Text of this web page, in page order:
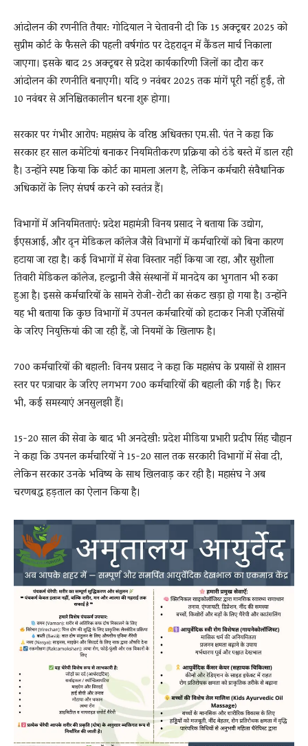
आंदोलन की रणनीति तैयार: गोदियाल ने चेतावनी दी कि 15 अक्टूबर 2025 को
सुप्रीम कोर्ट के फैसले की पहली वर्षगांठ पर देहरादून में कैंडल मार्च निकाला
जाएगा। इसके बाद 25 अक्टूबर से प्रदेश कार्यकारिणी जिलों का दौरा कर
आंदोलन की रणनीति बनाएगी। यदि 9 नवंबर 2025 तक मांगें पूरी नहीं हुईं, तो
10 नवंबर से अनिश्चितकालीन धरना शुरू होगा।
सरकार पर गंभीर आरोप: महासंघ के वरिष्ठ अधिवक्ता एम.सी. पंत ने कहा कि
सरकार हर साल कमेटियां बनाकर नियमितीकरण प्रक्रिया को ठंडे बस्ते में डाल रही
है। उन्होंने स्पष्ट किया कि कोर्ट का मामला अलग है, लेकिन कर्मचारी संवैधानिक
अधिकारों के लिए संघर्ष करने को स्वतंत्र हैं।
विभागों में अनियमितताएं: प्रदेश महामंत्री विनय प्रसाद ने बताया कि उद्योग,
ईएसआई, और दून मेडिकल कॉलेज जैसे विभागों में कर्मचारियों को बिना कारण
हटाया जा रहा है। कई विभागों में सेवा विस्तार नहीं किया जा रहा, और सुशीला
तिवारी मेडिकल कॉलेज, हल्द्वानी जैसे संस्थानों में मानदेय का भुगतान भी रुका
हुआ है। इससे कर्मचारियों के सामने रोजी-रोटी का संकट खड़ा हो गया है। उन्होंने
यह भी बताया कि कुछ विभागों में उपनल कर्मचारियों को हटाकर निजी एजेंसियों
के जरिए नियुक्तियां की जा रही हैं, जो नियमों के खिलाफ है।
700 कर्मचारियों की बहाली: विनय प्रसाद ने कहा कि महासंघ के प्रयासों से शासन
स्तर पर पत्राचार के जरिए लगभग 700 कर्मचारियों की बहाली की गई है। फिर
भी, कई समस्याएं अनसुलझी हैं।
15-20 साल की सेवा के बाद भी अनदेखी: प्रदेश मीडिया प्रभारी प्रदीप सिंह चौहान
ने कहा कि उपनल कर्मचारियों ने 15-20 साल तक सरकारी विभागों में सेवा दी,
लेकिन सरकार उनके भविष्य के साथ खिलवाड़ कर रही है। महासंघ ने अब
चरणबद्ध हड़ताल का ऐलान किया है।